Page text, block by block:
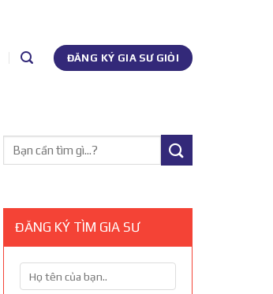
ĐĂNG KÝ GIA SƯ GIỎI
ĐĂNG KÝ TÌM GIA SƯ